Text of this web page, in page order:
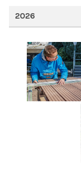
2026